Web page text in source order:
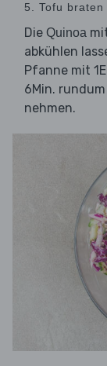
5. Tofu braten
Die Quinoa
abkühlen
Pfanne mit
6Min.
nehmen.